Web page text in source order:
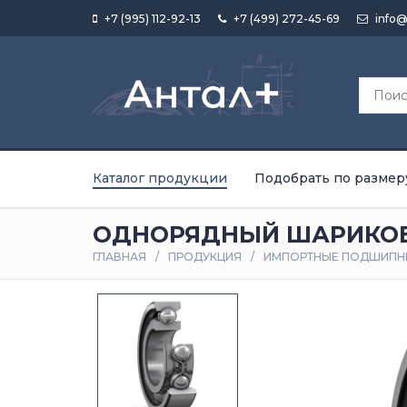
+7 (995) 112-92-13 +7 (499) 272-45-69
Каталог продукции Подобрать по
ОДНОРЯДНЫЙ
ГЛАВНАЯ ПРОДУКЦИЯ ИМПОРТНЫЕ